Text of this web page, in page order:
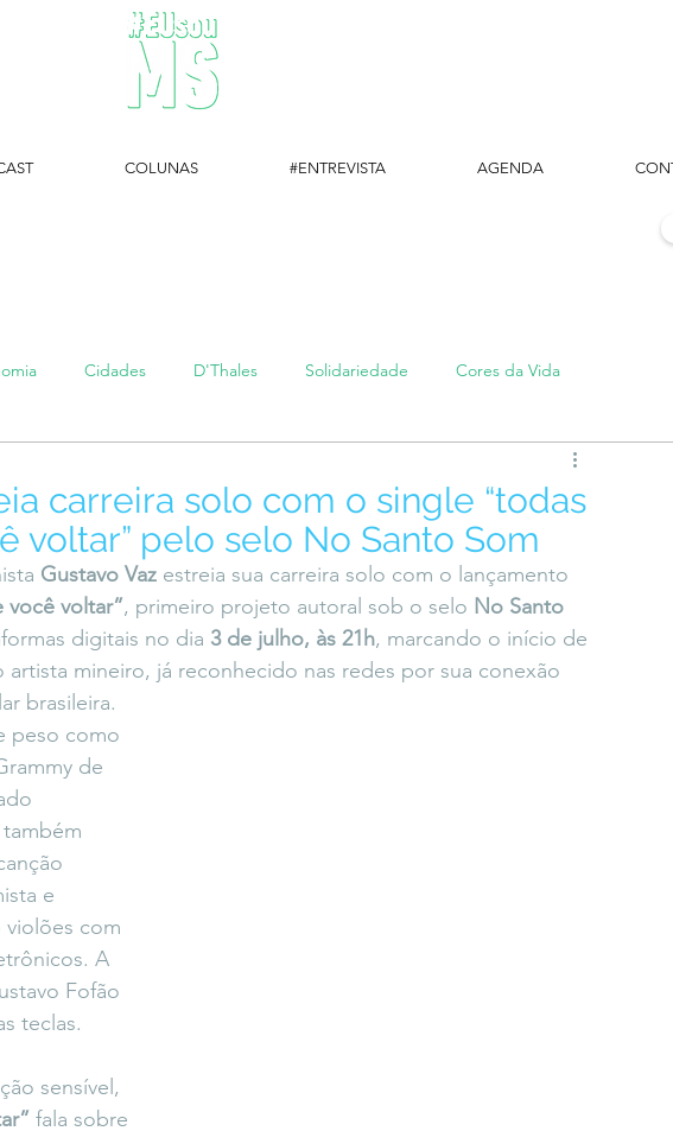
Cidades D'Thales Solidariedade Cores da Vida
#TôemSampa, meu!
#entrevista Entre Palavras Fora da Curva Território Livre
carreira solo com o single “todas
voltar” pelo selo No Santo Som
Gustavo Vaz estreia sua carreira solo com o lançamento
você voltar”, primeiro projeto autoral sob o selo No Santo
digitais no dia 3 de julho, às 21h, marcando o início de
artista mineiro, já reconhecido nas redes por sua conexão
brasileira.
peso como
de
e
com
A
Fofão
teclas.
sensível,
fala sobre
COLUNAS #ENTREVISTA AGENDA